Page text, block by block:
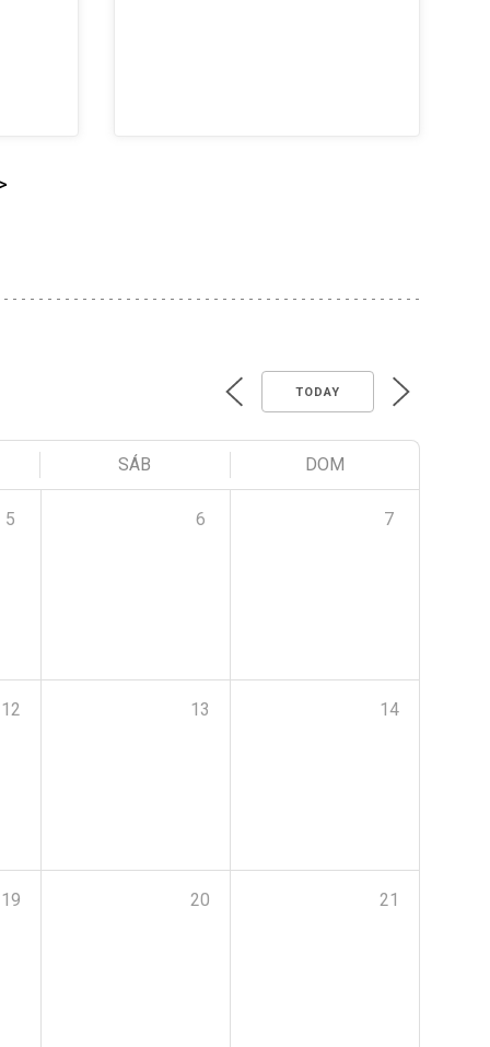
TODAY
SÁB DOM
5 6 7
12 13 14
19 20 21